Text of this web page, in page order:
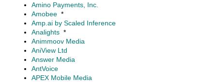
Amino Payments, Inc.
Amobee *
Amp.ai by Scaled Inference
Analights *
Animmoov Media
AniView Ltd
Answer Media
AntVoice
APEX Mobile Media